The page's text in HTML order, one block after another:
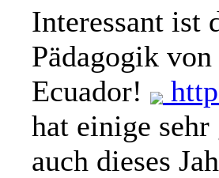
Interessant ist
Pädagogik
Ecuador!
hat einige
auch dieses